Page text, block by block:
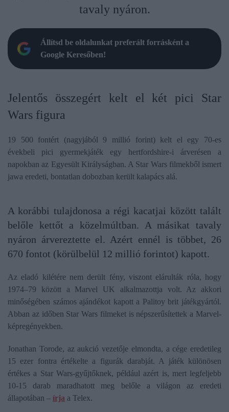
tavaly nyáron.
Állítsd be oldalunkat preferált forrásként a
Google Keresőben!
Jelentős összegért kelt el két pici Star
Wars figura
19 500 fontért (nagyjából 9 millió forint) kelt el egy 70-es
évekbeli pici gyermekjáték egy hertfordshire-i árverésen a
napokban az Egyesült Királyságban. A Star Wars filmekből ismert
jawa eredeti, bontatlan dobozban került kalapács alá.
A korábbi tulajdonosa a régi kacatjai között talált
belőle kettőt a közelmúltban. A másikat tavaly
nyáron árvereztette el. Azért ennél is többet, 26
670 fontot (körülbelül 12 millió forintot) kapott.
Az eladó kilétére nem derült fény, viszont elárulták róla, hogy
1974–79 között a Marvel UK alkalmazottja volt. Az akkori
minőségében számos ajándékot kapott a Palitoy brit játékgyártól.
Abban az időben Star Wars filmeket is népszerűsítettek a Marvel-
képregényekben.
Jonathan Torode, az aukció vezetője elmondta, a cége eredetileg
15 ezer fontra értékelte a figurák darabját. A játék különösen
értékes a Star Wars-gyűjtőknek, például azért is, mert legfeljebb
10-15 darab maradhatott meg belőle a világon az eredeti
állapotában – írja a Telex.